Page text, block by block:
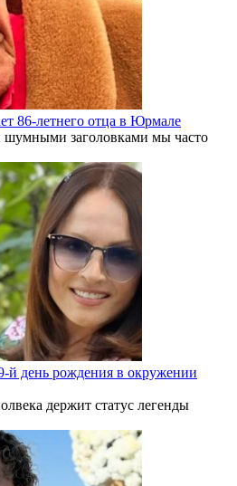
86-летнего отца в Юрмале
шумными заголовками мы часто
й день рождения в окружении
держит статус легенды